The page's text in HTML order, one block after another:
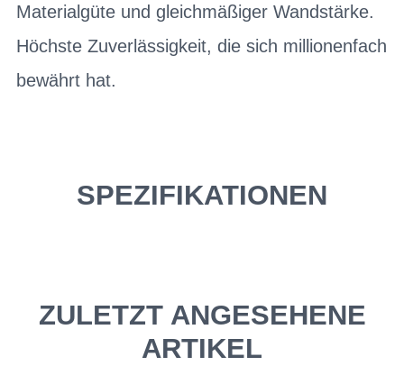
Materialgüte und gleichmäßiger Wandstärke.
Höchste Zuverlässigkeit, die sich millionenfach
bewährt hat.
SPEZIFIKATIONEN
ZULETZT ANGESEHENE
ARTIKEL